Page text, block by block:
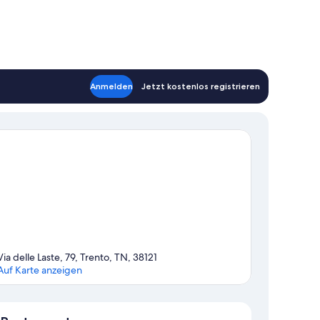
Anmelden Jetzt kostenlos registrieren
delle Laste, 79, Trento, TN, 38121
Karte anzeigen